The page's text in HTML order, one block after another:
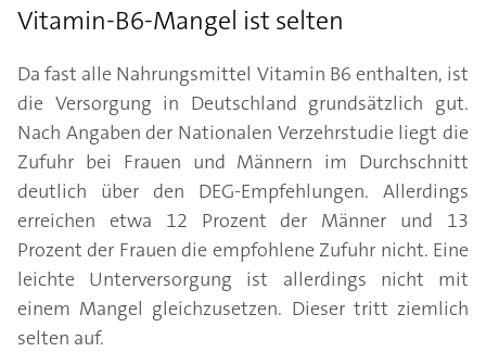
Vitamin-B6-Mangel ist selten
Da fast alle Nahrungsmittel Vitamin B6 enthalten, ist
die Versorgung in Deutschland grundsätzlich gut.
Nach Angaben der Nationalen Verzehrstudie liegt die
Zufuhr bei Frauen und Männern im Durchschnitt
deutlich über den DEG-Empfehlungen. Allerdings
erreichen etwa 12 Prozent der Männer und 13
Prozent der Frauen die empfohlene Zufuhr nicht. Eine
leichte Unterversorgung ist allerdings nicht mit
einem Mangel gleichzusetzen. Dieser tritt ziemlich
selten auf.